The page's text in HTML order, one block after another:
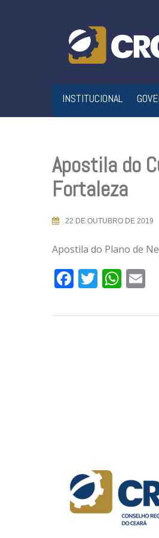
INSTITUCIONAL
Apostila do
Fortaleza
22 DE OUTUBRO DE 2019
Apostila do Plano de
Facebook
Twitter